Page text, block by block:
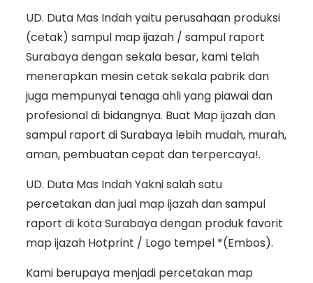
UD. Duta Mas Indah yaitu perusahaan produksi
(cetak) sampul map ijazah / sampul raport
Surabaya dengan sekala besar, kami telah
menerapkan mesin cetak sekala pabrik dan
juga mempunyai tenaga ahli yang piawai dan
profesional di bidangnya. Buat Map ijazah dan
sampul raport di Surabaya lebih mudah, murah,
aman, pembuatan cepat dan terpercaya!.
UD. Duta Mas Indah Yakni salah satu
percetakan dan jual map ijazah dan sampul
raport di kota Surabaya dengan produk favorit
map ijazah Hotprint / Logo tempel *(Embos).
Kami berupaya menjadi percetakan map